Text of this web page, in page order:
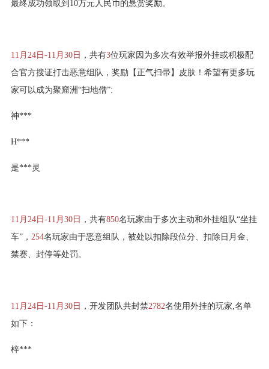
最终成功领取到10万元人民币的悬赏奖励。
11月24日-11月30日 ，共有3位玩家因为多次有效举报外挂或积极配
合官方搜证打击恶意组队，奖励【正气扫帚】皮肤！希望有更多玩
家可以成为聚窟洲“扫地僧”:
神***
H***
是***灵
11月24日-11月30日 ，共有850名玩家由于多次主动和外挂组队“坐挂
车”， 254名玩家由于恶意组队，被处以扣除段位分、扣除日月金、
禁赛、封停等处罚。
11月24日-11月30日 ，开发团队共封禁2782名使用外挂的玩家,名单
如下：
梓***